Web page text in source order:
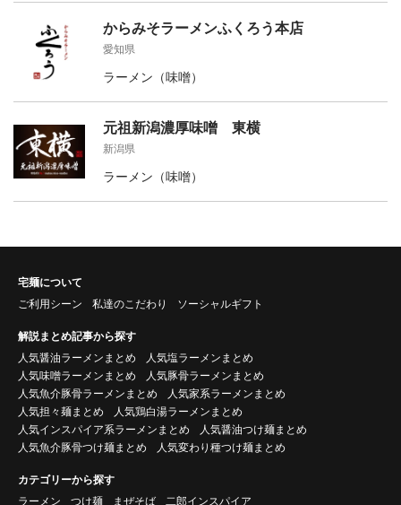
からみそラーメンふくろう本店
愛知県
ラーメン（味噌）
元祖新潟濃厚味噌 東横
新潟県
ラーメン（味噌）
宅麺について
ご利用シーン
私達のこだわり ソーシャルギフト
解説まとめ記事から探す
人気醤油ラーメンまとめ
人気塩ラーメンまとめ
人気味噌ラーメンまとめ
人気豚骨ラーメンまとめ
人気魚介豚骨ラーメンまとめ
人気家系ラーメンまとめ
人気担々麺まとめ
人気鶏白湯ラーメンまとめ
人気インスパイア系ラーメンまとめ
人気醤油つけ麺まとめ
人気魚介豚骨つけ麺まとめ
人気変わり種つけ麺まとめ
カテゴリーから探す
ラーメン
つけ麺 まぜそば
二郎インスパイア